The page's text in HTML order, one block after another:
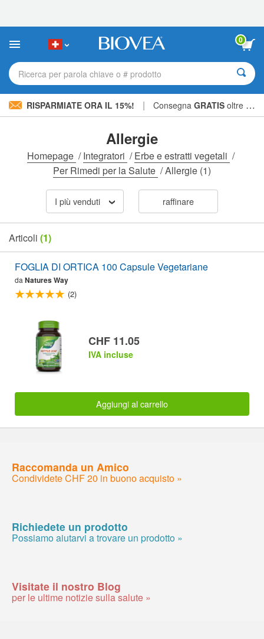
sito
include
sistema
0
Ricerca per parola chiave o # prodotto
RISPARMIATE ORA IL 15%! | Consegna GRATIS oltre CHF 56.00 »
Allergie
Homepage /Integratori /Erbe e estratti vegetali /
Per Rimedi per la Salute /Allergie (1)
I più venduti raffinare
Articoli (1)
FOGLIA DI ORTICA 100 Capsule Vegetariane
daNatures Way
(2)
CHF 11.05
IVA incluse
Aggiungi al carrello
Raccomanda un Amico
Condividete CHF 20 in buono acquisto »
Richiedete un prodotto
Possiamo aiutarvi a trovare un prodotto »
Visitate il nostro Blog
per le ultime notizie sulla salute »